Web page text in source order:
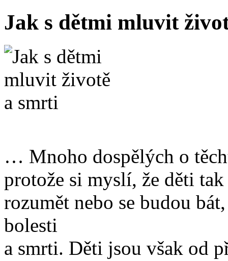
Jak s dětmi mluvit
… Mnoho dospělých o
protože si myslí, že děti
rozumět nebo se budou
bolesti
a smrti. Děti jsou však od